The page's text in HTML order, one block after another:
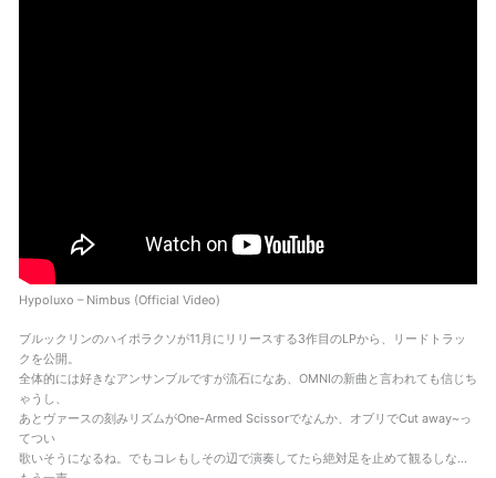
Hypoluxo – Nimbus (Official Video)
ブルックリンのハイポラクソが11月にリリースする3作目のLPから、リードトラッ
クを公開。
全体的には好きなアンサンブルですが流石になあ、OMNIの新曲と言われても信じち
ゃうし、
あとヴァースの刻みリズムがOne-Armed Scissorでなんか、オブリでCut away~っ
てつい
歌いそうになるね。でもコレもしその辺で演奏してたら絶対足を止めて観るしな…